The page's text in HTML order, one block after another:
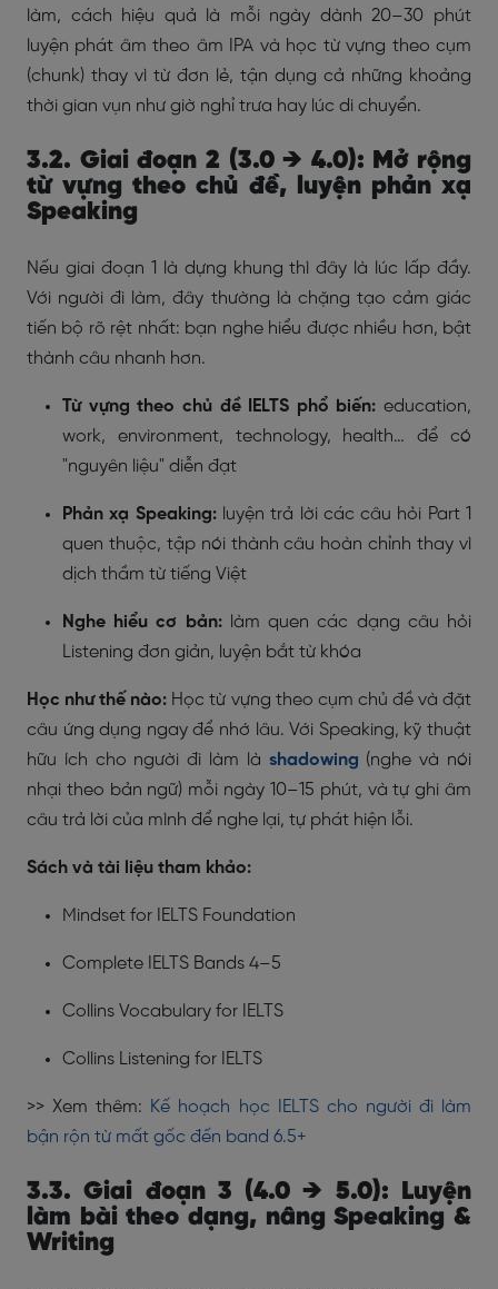
làm, cách hiệu quả là mỗi ngày dành 20–30 phút
luyện phát âm theo âm IPA và học từ vựng theo cụm
(chunk) thay vì từ đơn lẻ, tận dụng cả những khoảng
thời gian vụn như giờ nghỉ trưa hay lúc di chuyển.
3.2. Giai đoạn 2 (3.0 → 4.0): Mở rộng
từ vựng theo chủ đề, luyện phản xạ
Speaking
Nếu giai đoạn 1 là dựng khung thì đây là lúc lấp đầy.
Với người đi làm, đây thường là chặng tạo cảm giác
tiến bộ rõ rệt nhất: bạn nghe hiểu được nhiều hơn, bật
thành câu nhanh hơn.
Từ vựng theo chủ đề IELTS phổ biến: education,
work, environment, technology, health… để có
"nguyên liệu" diễn đạt
Phản xạ Speaking:luyện trả lời các câu hỏi Part 1
quen thuộc, tập nói thành câu hoàn chỉnh thay vì
dịch thầm từ tiếng Việt
Nghe hiểu cơ bản:làm quen các dạng câu hỏi
Listening đơn giản, luyện bắt từ khóa
Học như thế nào: Học từ vựng theo cụm chủ đề và đặt
câu ứng dụng ngay để nhớ lâu. Với Speaking, kỹ thuật
hữu ích cho người đi làm là shadowing (nghe và nói
nhại theo bản ngữ) mỗi ngày 10–15 phút, và tự ghi âm
câu trả lời của mình để nghe lại, tự phát hiện lỗi.
Sách và tài liệu tham khảo:
Mindset for IELTS Foundation
Complete IELTS Bands 4–5
Collins Vocabulary for IELTS
Collins Listening for IELTS
>> Xem thêm: Kế hoạch học IELTS cho người đi làm
bận rộn từ mất gốc đến band 6.5+
3.3. Giai đoạn 3 (4.0 → 5.0): Luyện
làm bài theo dạng, nâng Speaking &
Writing